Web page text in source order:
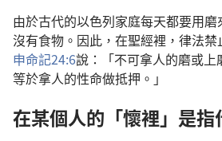
由於古代的以色列家庭每天都要用磨
沒有食物 。 因此 ， 在聖經裡 ， 律法禁
申命記24:6說 ：「不可拿人的磨或上
等於拿人的性命做抵押 。」
在某個人的 「懷裡」 是指